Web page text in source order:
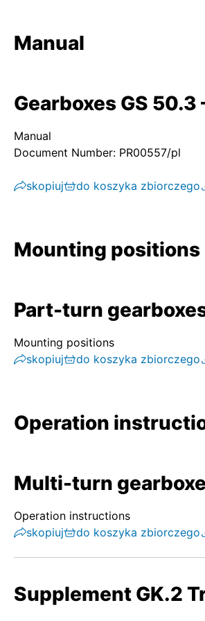
Manual
Gearboxes GS 50.3
Manual
Document Number: PR00557/pl
skopiuj do koszyka zbiorczego
Mounting positions
Part-turn
Mounting positions
skopiuj
do koszyka zbiorczego
Operation
Multi-turn
Operation instructions
skopiuj
do koszyka zbiorczego
Supplement GK.2